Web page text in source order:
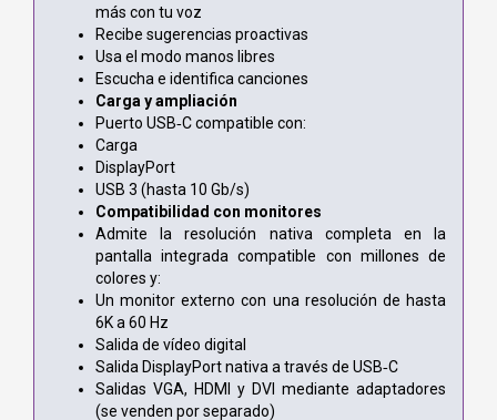
más con tu voz
Recibe sugerencias proactivas
Usa el modo manos libres
Escucha e identifica canciones
Carga y ampliación
Puerto USB‑C compatible con:
Carga
DisplayPort
USB 3 (hasta 10 Gb/s)
Compatibilidad con monitores
Admite la resolución nativa completa en la
pantalla integrada compatible con millones de
colores y:
Un monitor externo con una resolución de hasta
6K a 60 Hz
Salida de vídeo digital
Salida DisplayPort nativa a través de USB‑C
Salidas VGA, HDMI y DVI mediante adaptadores
(se venden por separado)